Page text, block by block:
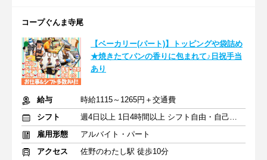
コープぐんま寺尾
【ベーカリー(パート)】トッピングや袋詰め
★焼きたてパンの香りに包まれて♪日祝手当
あり
給与
時給1115～1265円＋交通費
シフト
週4日以上 1日4時間以上 シフト自由・自己申告
雇用形態
アルバイト・パート
アクセス
佐野のわたし駅 徒歩10分